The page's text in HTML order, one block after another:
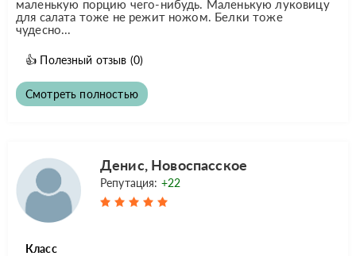
маленькую порцию чего-нибудь. Маленькую луковицу
для салата тоже не режит ножом. Белки тоже
чудесно...
👍 Полезный отзыв (0)
Смотреть полностью
Денис, Новоспасское
Репутация: +22
Класс